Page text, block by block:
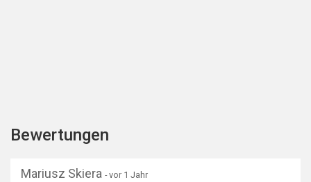
Bewertungen
Mariusz Skiera - vor 1 Jahr